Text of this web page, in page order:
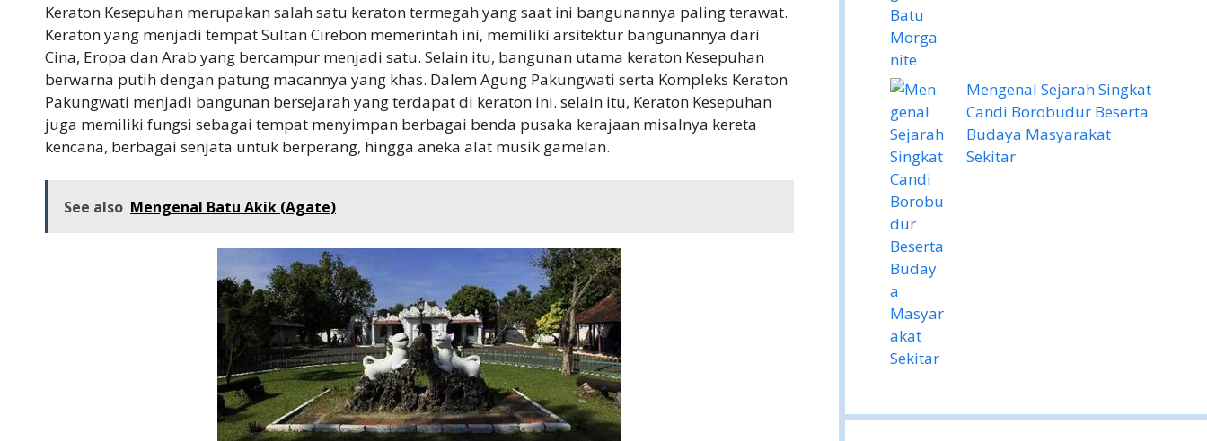
Keraton Kesepuhan merupakan salah satu keraton termegah yang saat ini bangunannya paling terawat.
Keraton yang menjadi tempat Sultan Cirebon memerintah ini, memiliki arsitektur bangunannya dari
Cina, Eropa dan Arab yang bercampur menjadi satu. Selain itu, bangunan utama keraton Kesepuhan
berwarna putih dengan patung macannya yang khas. Dalem Agung Pakungwati serta Kompleks Keraton
Pakungwati menjadi bangunan bersejarah yang terdapat di keraton ini. selain itu, Keraton Kesepuhan
juga memiliki fungsi sebagai tempat menyimpan berbagai benda pusaka kerajaan misalnya kereta
kencana, berbagai senjata untuk berperang, hingga aneka alat musik gamelan.
See also Mengenal Batu Akik (Agate)
Mengenal Sejarah Singkat
Candi Borobudur Beserta
Budaya Masyarakat
Sekitar